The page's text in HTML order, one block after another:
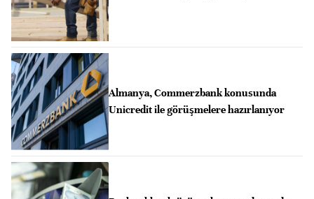
Almanya, Commerzbank konusunda
Unicredit ile görüşmelere hazırlanıyor